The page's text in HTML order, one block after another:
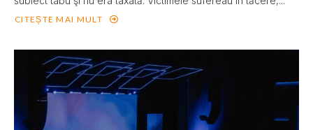
CITEȘTE MAI MULT